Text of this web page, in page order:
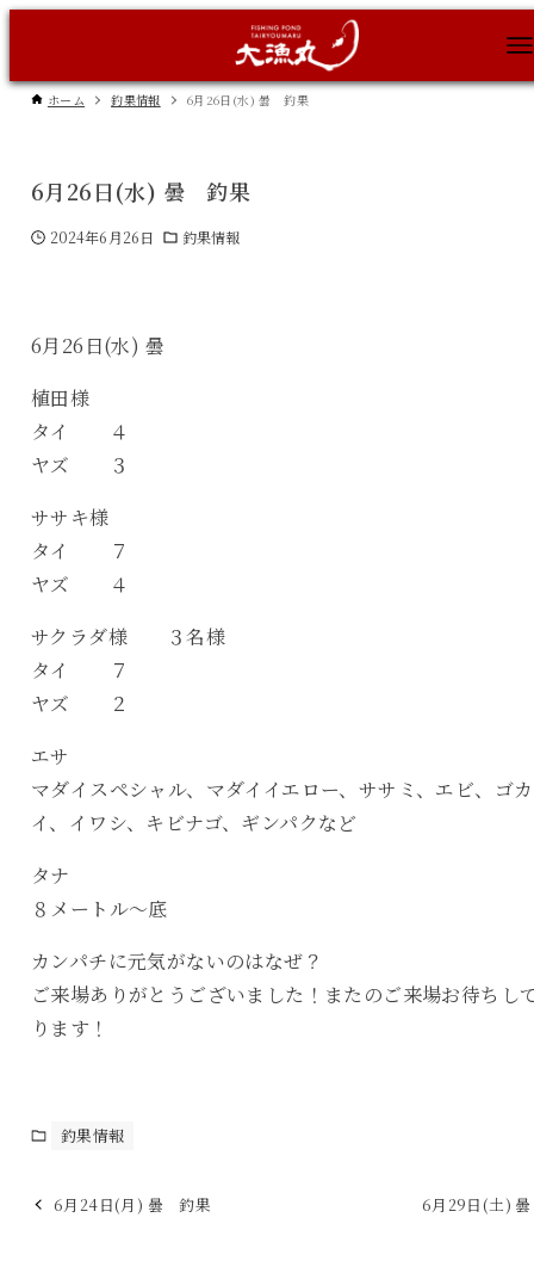
ホーム 釣果情報 6月26日(水) 曇 釣果
6月26日(水) 曇 釣果
2024年6月26日 釣果情報
6月26日(水) 曇
植田様
タイ ４
ヤズ ３
ササキ様
タイ ７
ヤズ ４
サクラダ様 ３名様
タイ ７
ヤズ ２
エサ
マダイスペシャル、マダイイエロー、ササミ、エビ、ゴカ
イ、イワシ、キビナゴ、ギンパクなど
タナ
８メートル〜底
カンパチに元気がないのはなぜ？
ご来場ありがとうございました！またのご来場お待ちし
ります！
釣果情報
6月24日(月) 曇 釣果 6月29日(土)